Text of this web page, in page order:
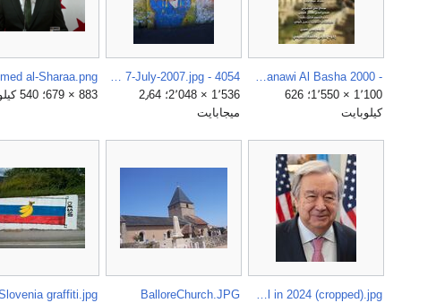
- Manawi Al Basha 2000 مناوي باشا.jpg
1٬100 × 1٬550؛ 626
كيلوبايت
4054 - Milano - Graffiti su casa occupata alla Darsena - Foto Giovanni Dall'Orto, 7-July-2007.jpg
1٬536 × 2٬048؛ 2٫64
ميجابايت
al-Sharaa.png
883 × 679؛ 540 كيلوبايت
António Guterres United Nations Secretary-General in 2024 (cropped).jpg
BalloreChurch.JPG